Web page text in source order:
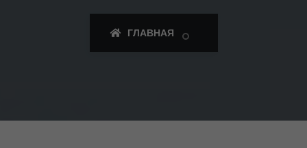
ГЛАВНАЯ